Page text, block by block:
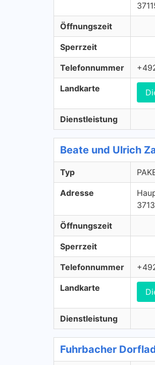
Öffnungszeit
Sperrzeit
Telefonnummer
Landkarte
Dienstleistung
Beate und Ulrich
Typ
Adresse
Öffnungszeit
Sperrzeit
Telefonnummer
Landkarte
Dienstleistung
Fuhrbacher